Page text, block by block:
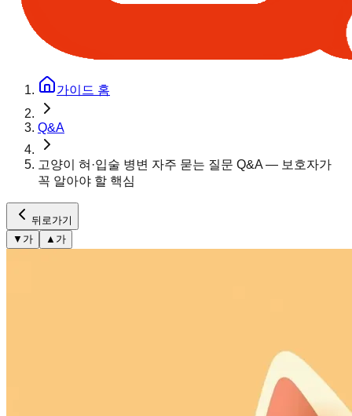
가이드 홈
Q&A
고양이 혀·입술 병변 자주 묻는 질문 Q&A — 보호자가
꼭 알아야 할 핵심
뒤로가기
▼ 가 ▲ 가